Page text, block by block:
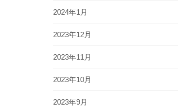
2024年1月
2023年12月
2023年11月
2023年10月
2023年9月